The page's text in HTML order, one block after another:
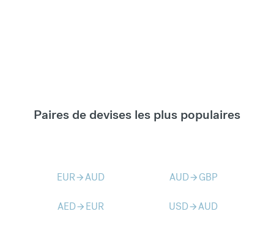
Paires de devises les plus populaires
EURarrow_forwardAUD AUDarrow_forward GBP
AEDarrow_forward EUR USDarrow_forwardAUD